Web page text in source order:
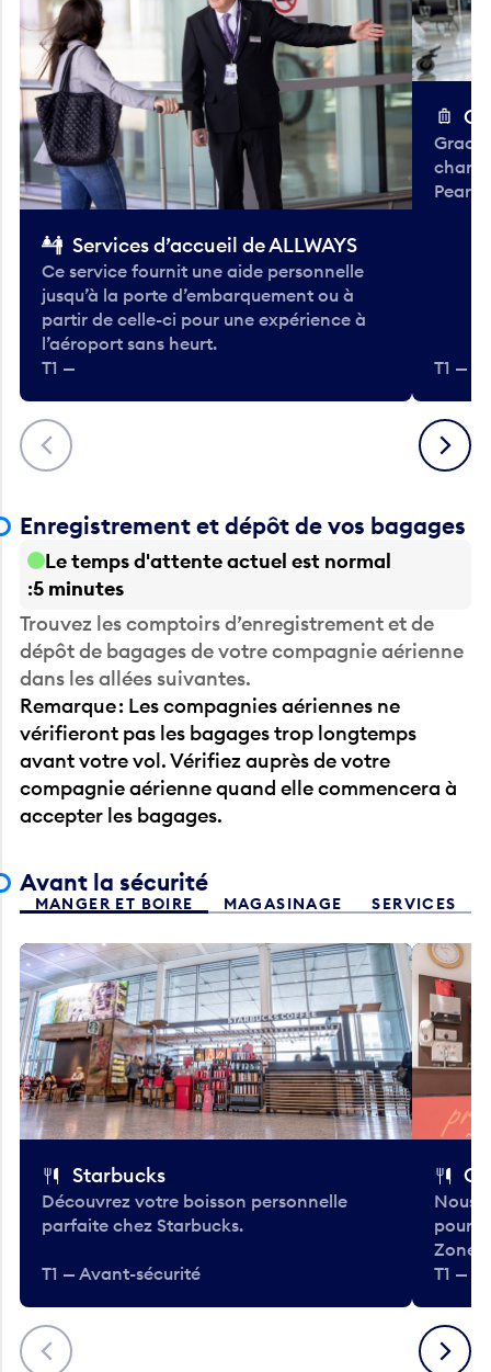
Précédent
Services d’accueil de ALLWAYS
Ce service fournit une aide personnelle
jusqu’à la porte d’embarquement ou à
partir de celle-ci pour une expérience à
l’aéroport sans heurt.
T1 —
T1 —
Suivant
Enregistrement et dépôt de vos bagages
Le temps d'attente actuel est normal
5 minutes
Trouvez les comptoirs d’enregistrement et de
dépôt de bagages de votre compagnie aérienne
dans les allées suivantes.
Remarque : Les compagnies aériennes ne
vérifieront pas les bagages trop longtemps
avant votre vol. Vérifiez auprès de votre
compagnie aérienne quand elle commencera à
accepter les bagages.
Avant la sécurité
MANGER ET BOIRE MAGASINAGE SERVICES
Précédent
Starbucks
Découvrez votre boisson personnelle
parfaite chez Starbucks.
T1 — Avant-sécurité
Nous
pour
Zone.
T1 —
Suivant